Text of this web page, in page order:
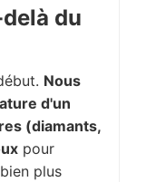
du
Nous
d'un
(diamants,
pour
plus